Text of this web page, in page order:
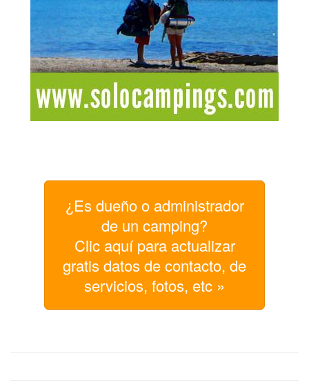
¿Es dueño o administrador
de un camping?
Clic aquí para actualizar
gratis datos de contacto, de
servicios, fotos, etc »